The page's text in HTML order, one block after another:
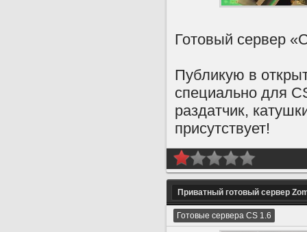
Готовый сервер
Публикую в
специально для
раздатчик,
присутствует!
Приватный готовый сервер
Готовые сервера CS 1.6